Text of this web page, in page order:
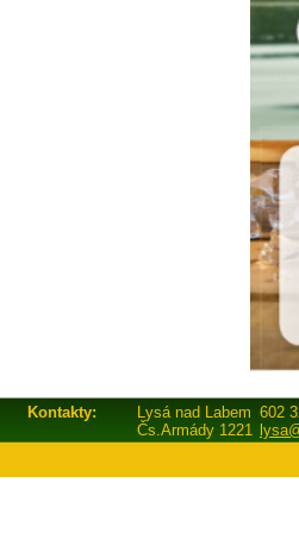
Kontakty: Lysá nad Labem 602
Čs.Armády 1221